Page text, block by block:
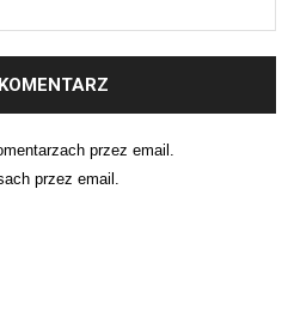
przez email.
przez email.